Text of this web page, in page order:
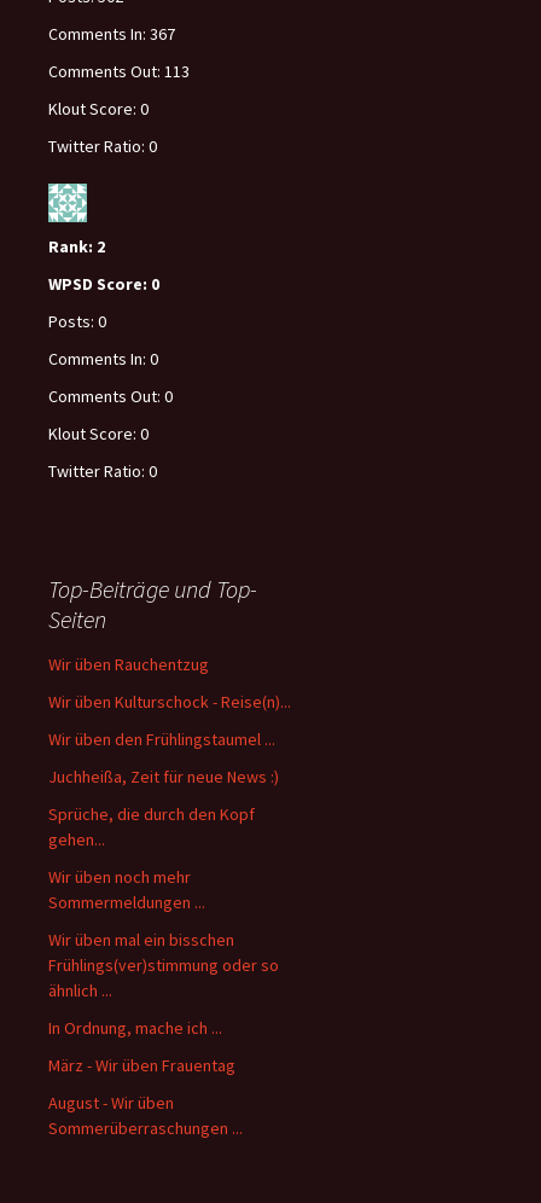
Comments In: 367
Comments Out: 113
Klout Score: 0
Twitter Ratio: 0
Rank: 2
WPSD Score: 0
Posts: 0
Comments In: 0
Comments Out: 0
Klout Score: 0
Twitter Ratio: 0
Top-Beiträge und Top-
Seiten
Wir üben Rauchentzug
Wir üben Kulturschock - Reise(n)...
Wir üben den Frühlingstaumel ...
Juchheißa, Zeit für neue News :)
Sprüche, die durch den Kopf
gehen...
Wir üben noch mehr
Sommermeldungen ...
Wir üben mal ein bisschen
Frühlings(ver)stimmung oder so
ähnlich ...
In Ordnung, mache ich ...
März - Wir üben Frauentag
August - Wir üben
Sommerüberraschungen ...